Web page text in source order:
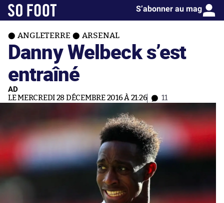
S’abonner au mag
ANGLETERRE ARSENAL
Danny Welbeck s’est
entraîné
AD
LE MERCREDI 28 DÉCEMBRE 2016 À 21:26 11